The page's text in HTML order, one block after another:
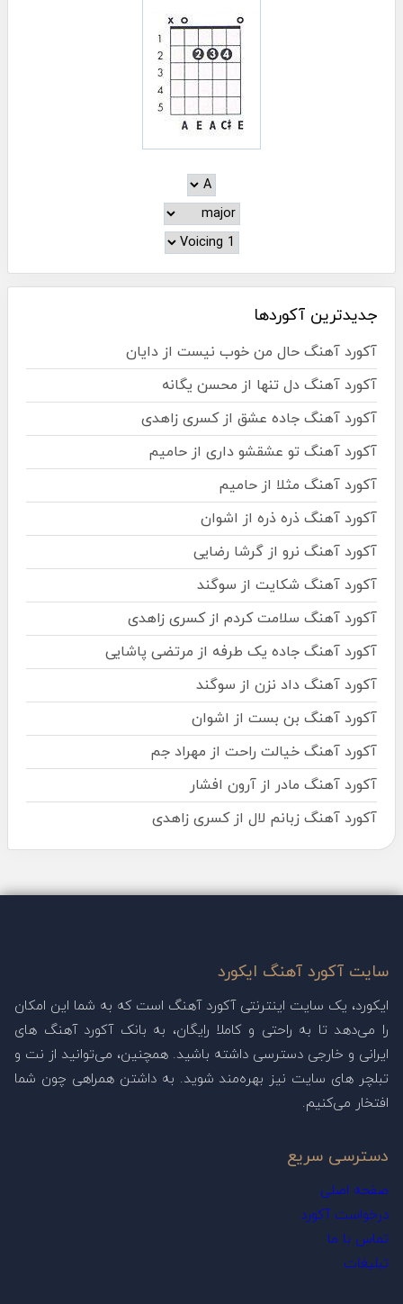
جدیدترین آکوردها
آکورد آهنگ حال من خوب نیست از دایان
آکورد آهنگ دل تنها از محسن یگانه
آکورد آهنگ جاده عشق از کسری زاهدی
آکورد آهنگ تو عشقشو داری از حامیم
آکورد آهنگ مثلا از حامیم
آکورد آهنگ ذره ذره از اشوان
آکورد آهنگ نرو از گرشا رضایی
آکورد آهنگ شکایت از سوگند
آکورد آهنگ سلامت کردم از کسری زاهدی
آکورد آهنگ جاده یک طرفه از مرتضی پاشایی
آکورد آهنگ داد نزن از سوگند
آکورد آهنگ بن بست از اشوان
آکورد آهنگ خیالت راحت از مهراد جم
آکورد آهنگ مادر از آرون افشار
آکورد آهنگ زبانم لال از کسری زاهدی
سایت آکورد آهنگ ایکورد
ایکورد، یک سایت اینترنتی آکورد آهنگ است که به شما این امکان
را می‌دهد تا به راحتی و کاملا رایگان، به بانک آکورد آهنگ های
ایرانی و خارجی دسترسی داشته باشید. همچنین، می‌توانید از نت و
تبلچر های سایت نیز بهره‌مند شوید. به داشتن همراهی چون شما
افتخار می‌کنیم.
دسترسی سریع
صفحه اصلی
درخواست آکورد
تماس با ما
تبلیغات